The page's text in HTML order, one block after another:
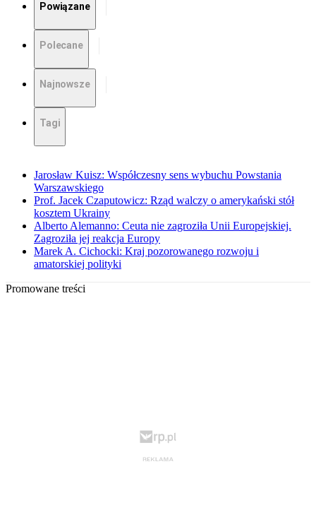
Powiązane
Polecane
Najnowsze
Tagi
Jarosław Kuisz: Współczesny sens wybuchu Powstania
Warszawskiego
Prof. Jacek Czaputowicz: Rząd walczy o amerykański stół
kosztem Ukrainy
Alberto Alemanno: Ceuta nie zagroziła Unii Europejskiej.
Zagroziła jej reakcja Europy
Marek A. Cichocki: Kraj pozorowanego rozwoju i
amatorskiej polityki
Promowane treści